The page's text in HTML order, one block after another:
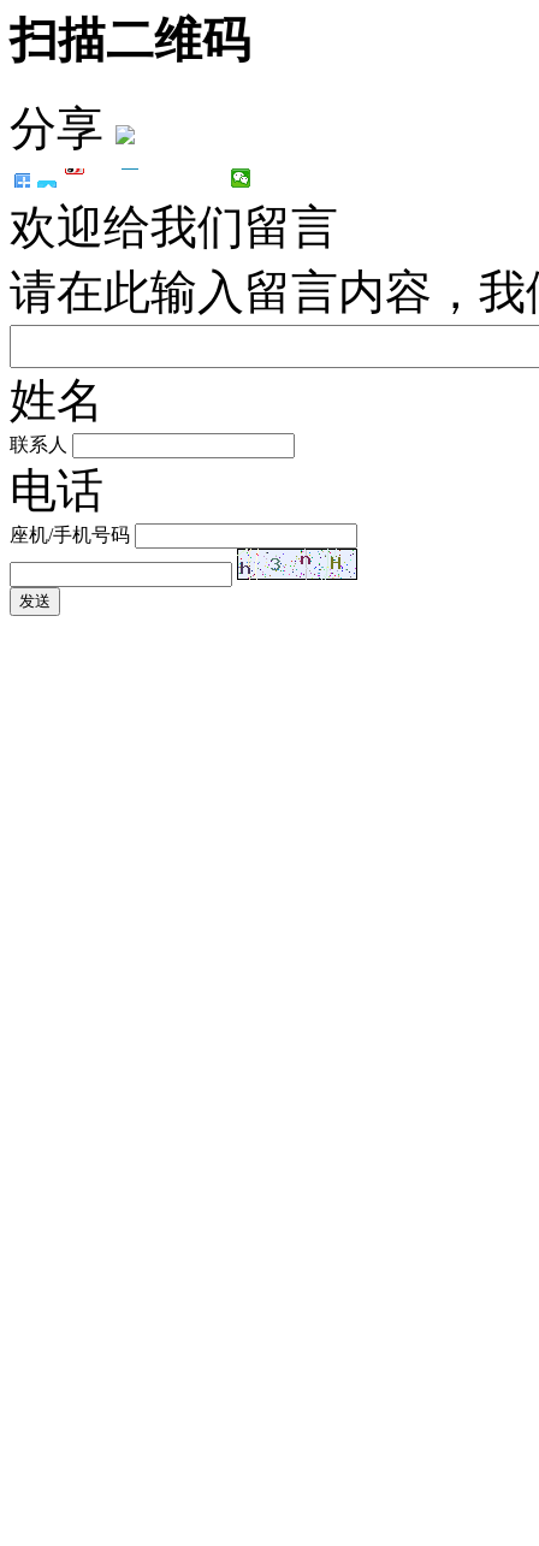
扫描二维码
分享
欢迎给我们留言
请在此输入留言内容，
姓名
联系人
电话
座机/手机号码